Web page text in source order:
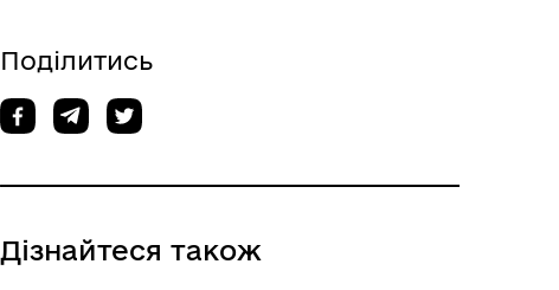
російсько-української війни
Поділитись
Дізнайтеся також